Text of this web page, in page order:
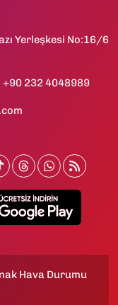
Yerleşkesi No:16/6
+90 232 4048989
Hava Durumu